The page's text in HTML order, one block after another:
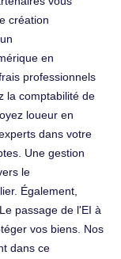
création
en
professionnels
la comptabilité de
loueur en
dans votre
Une gestion
le
Également,
passage de l'EI à
vos biens. Nos
dans ce